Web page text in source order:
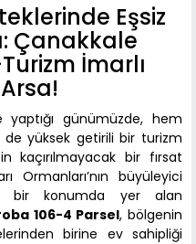
Eşsiz
Çanakkale
İmarlı
günümüzde, hem
yüksek getirili bir turizm
kaçırılmayacak bir fırsat
Ormanları’nın büyüleyici
bir konumda yer alan
106-4 Parsel, bölgenin
birine ev sahipliği